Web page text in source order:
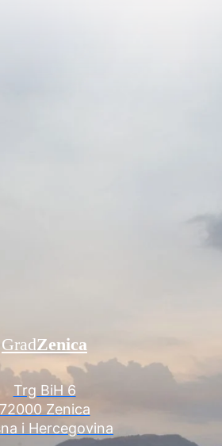
Trg BiH 6
72000 Zenica
i Hercegovina
GradZenica